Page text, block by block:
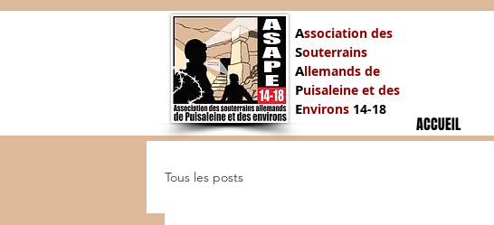
Association des
Souterrains
Allemands de
Puisaleine et des
Environs 14-18
ACCUEIL
Tous les posts